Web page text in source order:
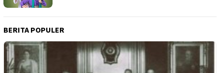
BERITA POPULER